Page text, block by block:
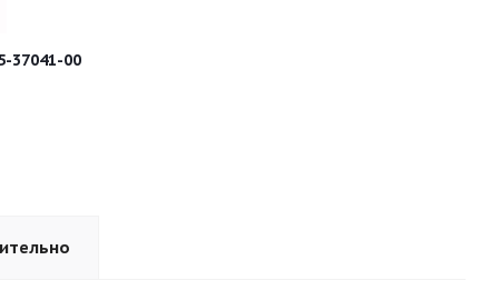
37041-00